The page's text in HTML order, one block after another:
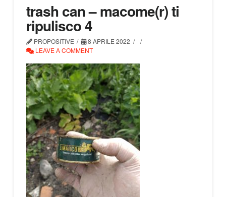
trash can – macome(r) ti
ripulisco 4
PROPOSITIVE
8 APRILE 2022
LEAVE A COMMENT